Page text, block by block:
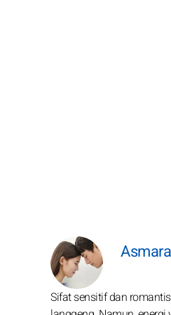
Sifat sensitif dan